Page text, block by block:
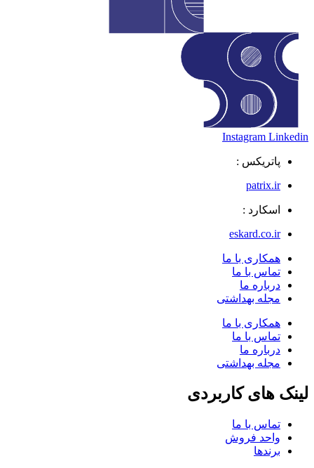
Instagram Linkedin
پاتریکس :
patrix.ir
اسکارد :
eskard.co.ir
همکاری با ما
تماس با ما
درباره ما
مجله بهداشتی
همکاری با ما
تماس با ما
درباره ما
مجله بهداشتی
لینک های کاربردی
تماس با ما
واحد فروش
برندها